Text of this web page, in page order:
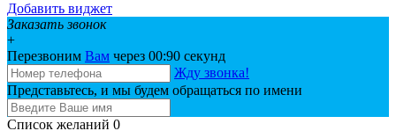
Добавить виджет
Заказать звонок
+
Перезвоним Вам через 00:90 секунд
Жду звонка!
Представьтесь, и мы будем обращаться по имени
Список желаний 0